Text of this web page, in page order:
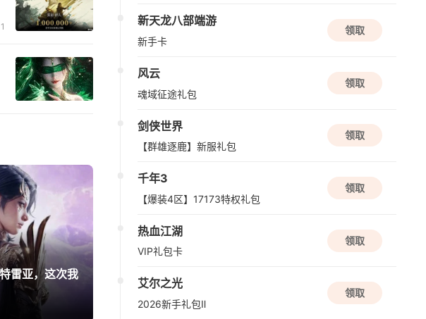
策略
虚幻引擎 RPG
新天龙八部端游
新手卡
领取
风云
魂域征途礼包
领取
剑侠世界
【群雄逐鹿】新服礼包
领取
千年3
【爆装4区】17173特权礼包
领取
热血江湖
VIP礼包卡
领取
艾尔之光
2026新手礼包Ⅱ
领取